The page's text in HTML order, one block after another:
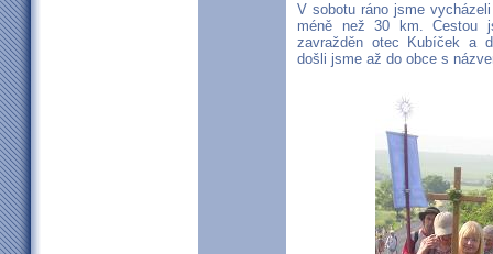
V sobotu ráno jsme
méně než 30 km. Cestou
zavražděn otec Kubíček a
došli jsme až do obce s